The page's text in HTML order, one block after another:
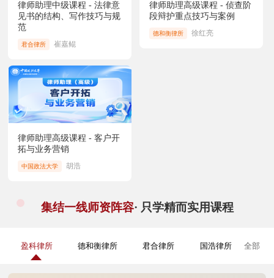
律师助理中级课程 - 法律意
见书的结构、写作技巧与规
范
君合律所 崔嘉鲲
律师助理高级课程 - 侦查阶
段辩护重点技巧与案例
德和衡律所 徐红亮
律师助理高级课程 - 客户开
拓与业务营销
中国政法大学 胡浩
集结一线师资阵容· 只学精而实用课程
盈科律所 德和衡律所 君合律所 国浩律所 全部